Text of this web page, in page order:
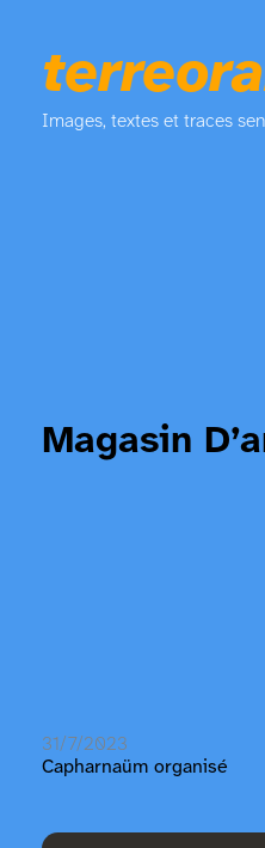
Images, textes et traces
Magasin
31/7/2023
Capharnaüm organisé